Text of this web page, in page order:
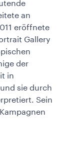
an
eröffnete
Gallery
der
in
sie durch
Sein